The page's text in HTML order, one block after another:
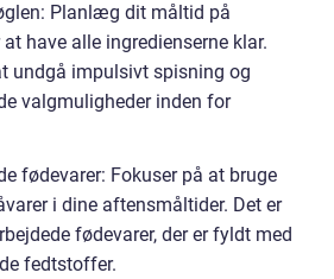
Planlæg dit måltid på
have alle ingredienserne klar.
undgå impulsivt spisning og
valgmuligheder inden for
fødevarer: Fokuser på at bruge
i dine aftensmåltider. Det er
fødevarer, der er fyldt med
fedtstoffer.